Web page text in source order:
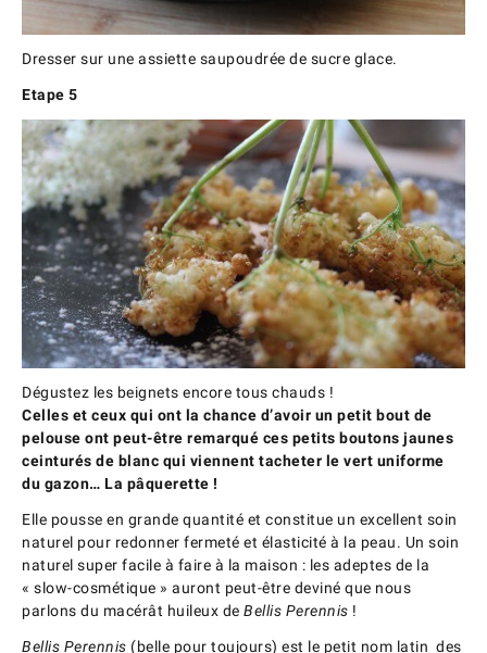
Dresser sur une assiette saupoudrée de sucre glace.
Etape 5
Dégustez les beignets encore tous chauds !
Celles et ceux qui ont la chance d’avoir un petit bout de
pelouse ont peut-être remarqué ces petits boutons jaunes
ceinturés de blanc qui viennent tacheter le vert uniforme
du gazon… La pâquerette !
Elle pousse en grande quantité et constitue un excellent soin
naturel pour redonner fermeté et élasticité à la peau. Un soin
naturel super facile à faire à la maison : les adeptes de la
« slow-cosmétique » auront peut-être deviné que nous
parlons du macérât huileux de Bellis Perennis !
Bellis Perennis (belle pour toujours) est le petit nom latin des